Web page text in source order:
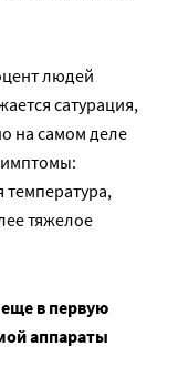
людей
сатурация,
на самом деле
тяжелое
в первую
аппараты